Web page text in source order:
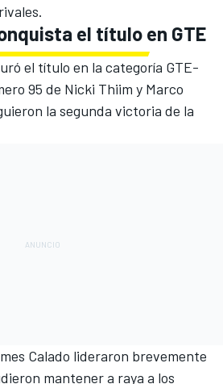
el título en GTE
el título en la categoría GTE-
95 de Nicki Thiim y Marco
la segunda victoria de la
Calado lideraron brevemente
mantener a raya a los